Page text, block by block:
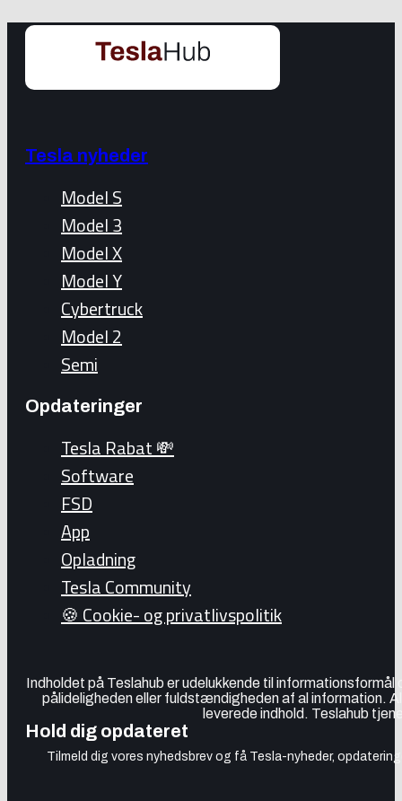
Tesla nyheder
Model S
Model 3
Model X
Model Y
Cybertruck
Model 2
Semi
Opdateringer
Tesla Rabat 💸
Software
FSD
App
Opladning
Tesla Community
🍪 Cookie- og privatlivspolitik
Indholdet på Teslahub er udelukkende til
pålideligheden eller fuldstændigheden af al information.
leverede indhold. Teslahub
Hold dig opdateret
Tilmeld dig vores nyhedsbrev og få Tesla-nyheder,